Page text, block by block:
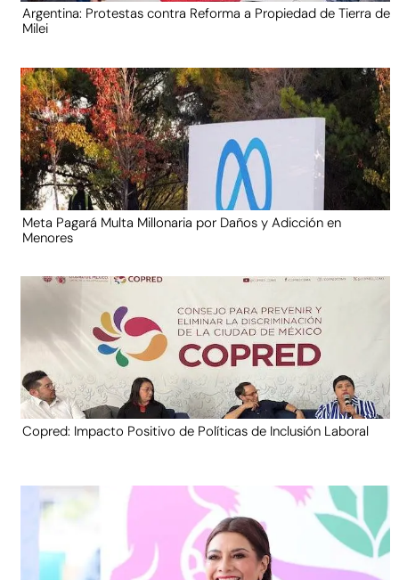
Argentina: Protestas contra Reforma a Propiedad de Tierra de
Milei
Meta Pagará Multa Millonaria por Daños y Adicción en
Menores
Copred: Impacto Positivo de Políticas de Inclusión Laboral